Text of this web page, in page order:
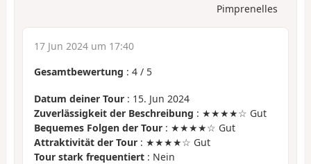
Pimprenelles
17 Jun 2024 um 17:40
Gesamtbewertung : 4 / 5
Datum deiner Tour : 15. Jun 2024
Zuverlässigkeit der Beschreibung : ★★★★☆ Gut
Bequemes Folgen der Tour : ★★★★☆ Gut
Attraktivität der Tour : ★★★★☆ Gut
Tour stark frequentiert : Nein